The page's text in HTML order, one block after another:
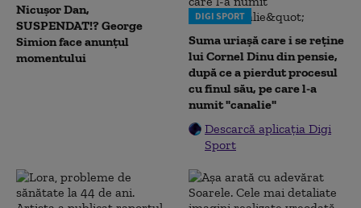
Nicușor Dan,
SUSPENDAT!? George
Simion face anunțul
momentului
DIGI SPORT
Suma uriașă care i se reține
lui Cornel Dinu din pensie,
după ce a pierdut procesul
cu finul său, pe care l-a
numit "canalie"
Descarcă aplicația Digi
Sport